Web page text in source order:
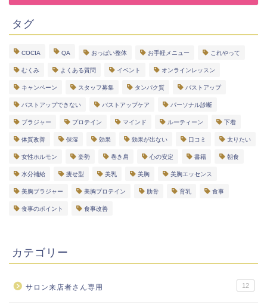
タグ
COCIA QA おっぱい整体 お手軽メニュー これやって
むくみ よくある質問 イベント オンラインレッスン
キャンペーン スタッフ募集 タンパク質 バストアップ
バストアップできない バストアップケア パーソナル診断
ブラジャー プロテイン マインド ルーティーン 下着
体質改善 保湿 効果 効果が出ない 口コミ 太りたい
女性ホルモン 姿勢 巻き肩 心の安定 書籍 朝食
水分補給 痩せ型 美乳 美胸 美胸エッセンス
美胸ブラジャー 美胸プロテイン 肋骨 育乳 食事
食事のポイント 食事改善
カテゴリー
サロン来店者さん専用 12